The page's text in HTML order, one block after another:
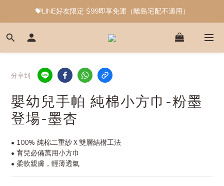
💝LINE好友限定 $99即享免運（離島宅配不適用）
分享到
嬰幼兒手帕 純棉小方巾-粉墨
登場-墨杏
• 100% 純棉二重紗Ｘ雙層結構工法
• 育兒必備萬用小方巾
• 柔軟親膚，輕薄透氣